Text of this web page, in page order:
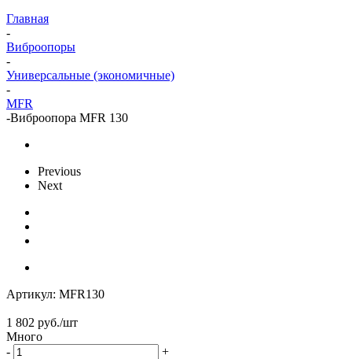
Главная
-
Виброопоры
-
Универсальные (экономичные)
-
MFR
-Виброопора MFR 130
Previous
Next
Артикул: MFR130
1 802 руб./шт
Много
-
+